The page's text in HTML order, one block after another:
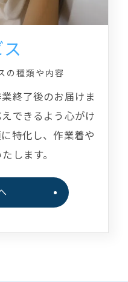
の種類や内容
終了後のお届けま
できるよう心がけ
特化し、作業着や
します。